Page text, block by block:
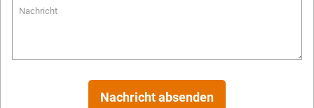
Nachricht
Nachricht absenden